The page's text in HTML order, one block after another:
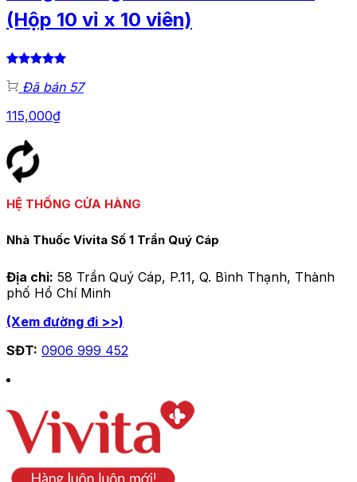
(Hộp 10 vỉ x 10 viên)
Đã bán 57
115,000₫
HỆ THỐNG CỬA HÀNG
Nhà Thuốc Vivita Số 1 Trần Quý Cáp
Địa chỉ: 58 Trần Quý Cáp, P.11, Q. Bình Thạnh, Thành
phố Hồ Chí Minh
(Xem đường đi >>)
SĐT: 0906 999 452